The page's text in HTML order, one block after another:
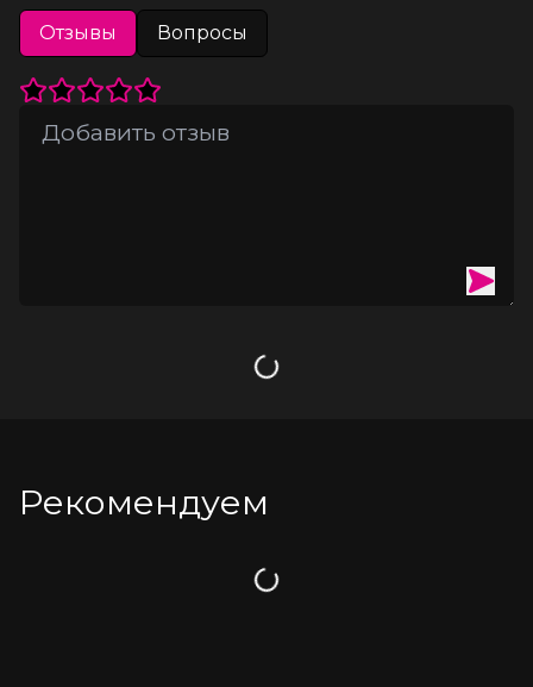
▪️ 100% натуральная кожа.
▪️ Натуральное дерево.
▪️ Ручная работа.
▪️ Износостойкий, тактильно приятный материал.
Отзывы Вопросы
Загрузка
Рекомендуем
Загрузка